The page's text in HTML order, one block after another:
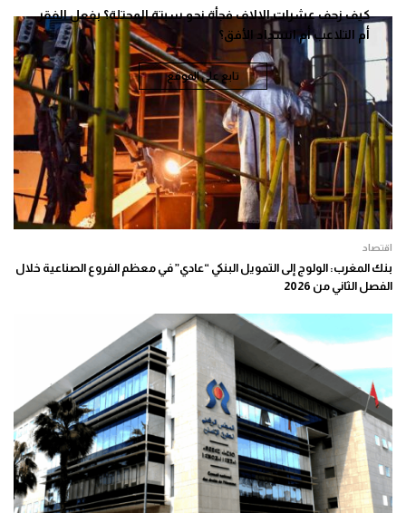
كيف زحف عشرات الالاف فجأة نحو سبتة المحتلة؟ بفعل الفقر
أم التلاعب أم انسداد الأفق؟
تابع على الموقع
اقتصاد
بنك المغرب: الولوج إلى التمويل البنكي “عادي” في معظم الفروع الصناعية خلال
الفصل الثاني من 2026